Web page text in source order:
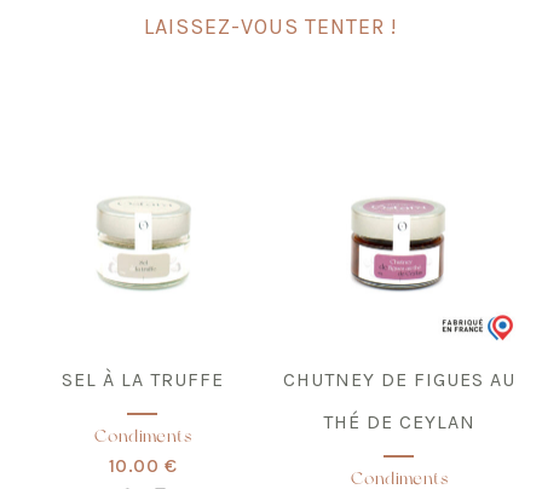
LAISSEZ-VOUS TENTER !
SEL À LA TRUFFE
Condiments
10.00 €
CHUTNEY DE FIGUES AU
THÉ DE CEYLAN
Condiments